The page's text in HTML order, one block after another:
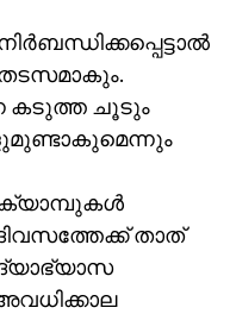
കടുത്ത ചൂടും
താത്